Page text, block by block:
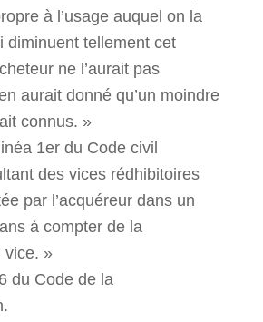
à l’usage auquel on la
diminuent tellement cet
ne l’aurait pas
aurait donné qu’un moindre
connus. »
1er du Code civil
des vices rédhibitoires
par l’acquéreur dans un
à compter de la
vice. »
du Code de la